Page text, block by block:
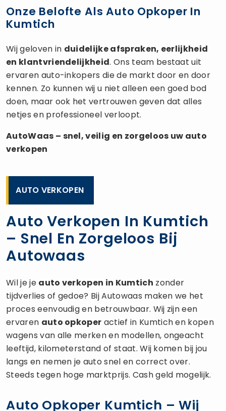
Onze Belofte Als Auto Opkoper In
Kumtich
Wij geloven in duidelijke afspraken, eerlijkheid
en klantvriendelijkheid. Ons team bestaat uit
ervaren auto-inkopers die de markt door en door
kennen. Zo kunnen wij u niet alleen een goed bod
doen, maar ook het vertrouwen geven dat alles
netjes en professioneel verloopt.
AutoWaas – snel, veilig en zorgeloos uw auto
verkopen
AUTO VERKOPEN
Auto Verkopen In Kumtich
– Snel En Zorgeloos Bij
Autowaas
Wil je je auto verkopen in Kumtich zonder
tijdverlies of gedoe? Bij Autowaas maken we het
proces eenvoudig en betrouwbaar. Wij zijn een
ervaren auto opkoper actief in Kumtich en kopen
wagens van alle merken en modellen, ongeacht
leeftijd, kilometerstand of staat. Wij komen bij jou
langs en nemen je auto snel en correct over.
Steeds tegen hoge marktprijs. Cash geld mogelijk.
Auto Opkoper Kumtich – Wij